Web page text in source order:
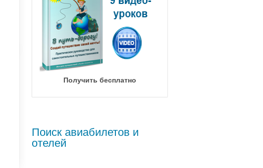
Получить бесплатно
Поиск авиабилетов и
отелей